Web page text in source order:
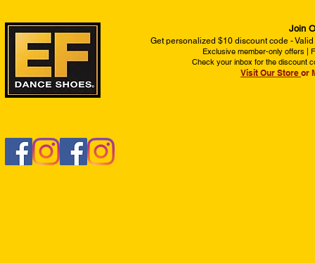
Join
Get personalized $10 discount code -
Exclusive member-only offers |
Check your inbox for the discount
Visit Our Store or